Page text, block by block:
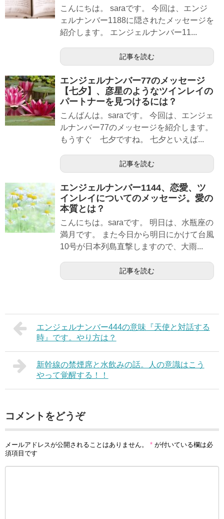
こんにちは。 saraです。 今回は、エンジ
ェルナンバー1188に隠されたメッセージを
紹介します。 エンジェルナンバー11...
記事を読む
エンジェルナンバー77のメッセージ
【七夕】、彦星のようなツインレイの
パートナーを見つけるには？
こんばんは。saraです。 今回は、エンジェ
ルナンバー77のメッセージを紹介します。
もうすぐ 七夕ですね。 七夕といえば...
記事を読む
エンジェルナンバー1144、恋愛、ツ
インレイについてのメッセージ。愛の
本質とは？
こんにちは。saraです。 明日は、水瓶座の
満月です。 また今日から明日にかけて台風
10号が日本列島直撃しますので、大雨...
記事を読む
エンジェルナンバー444の意味『天使と対話する
時』です。やり方は？
新幹線の禁煙席と水飲みの話。人の意識はこう
やって覚醒する！！
コメントをどうぞ
メールアドレスが公開されることはありません。 * が付いている欄は必
須項目です